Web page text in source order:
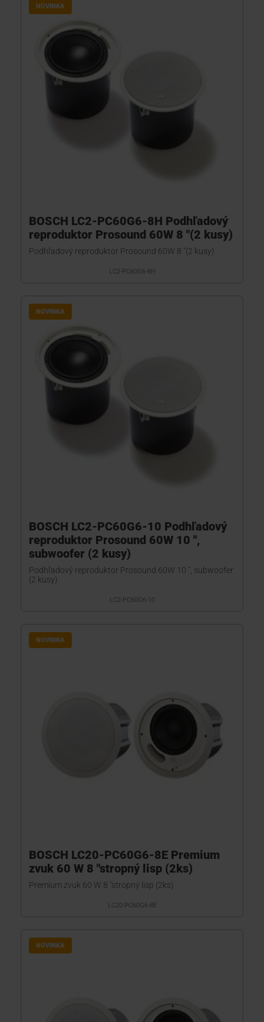
NOVINKA
BOSCH LC2-PC60G6-8H Podhľadový
reproduktor Prosound 60W 8 "(2 kusy)
Podhľadový reproduktor Prosound 60W 8 "(2 kusy)
LC2-PC60G6-8H
NOVINKA
BOSCH LC2-PC60G6-10 Podhľadový
reproduktor Prosound 60W 10 ",
subwoofer (2 kusy)
Podhľadový reproduktor Prosound 60W 10 ", subwoofer
(2 kusy)
LC2-PC60G6-10
NOVINKA
BOSCH LC20-PC60G6-8E Premium
zvuk 60 W 8 "stropný lisp (2ks)
Premium zvuk 60 W 8 "stropný lisp (2ks)
LC20-PC60G6-8E
NOVINKA